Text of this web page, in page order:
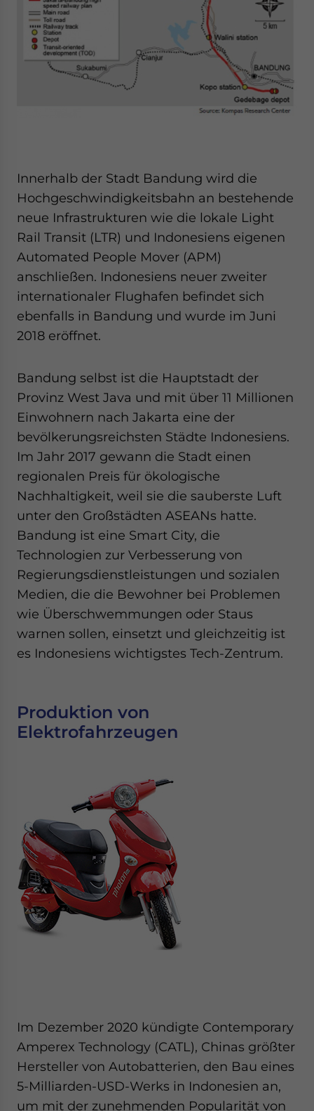
Innerhalb der Stadt Bandung wird die
Hochgeschwindigkeitsbahn an bestehende
neue Infrastrukturen wie die lokale Light
Rail Transit (LTR) und Indonesiens eigenen
Automated People Mover (APM)
anschließen. Indonesiens neuer zweiter
internationaler Flughafen befindet sich
ebenfalls in Bandung und wurde im Juni
2018 eröffnet.
Bandung selbst ist die Hauptstadt der
Provinz West Java und mit über 11 Millionen
Einwohnern nach Jakarta eine der
bevölkerungsreichsten Städte Indonesiens.
Im Jahr 2017 gewann die Stadt einen
regionalen Preis für ökologische
Nachhaltigkeit, weil sie die sauberste Luft
unter den Großstädten ASEANs hatte.
Bandung ist eine Smart City, die
Technologien zur Verbesserung von
Regierungsdienstleistungen und sozialen
Medien, die die Bewohner bei Problemen
wie Überschwemmungen oder Staus
warnen sollen, einsetzt und gleichzeitig ist
es Indonesiens wichtigstes Tech-Zentrum.
Produktion von
Elektrofahrzeugen
Im Dezember 2020 kündigte Contemporary
Amperex Technology (CATL), Chinas größter
Hersteller von Autobatterien, den Bau eines
5-Milliarden-USD-Werks in Indonesien an,
um mit der zunehmenden Popularität von